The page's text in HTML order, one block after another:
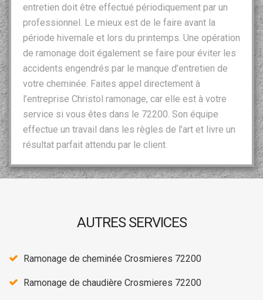
entretien doit être effectué périodiquement par un
professionnel. Le mieux est de le faire avant la
période hivernale et lors du printemps. Une opération
de ramonage doit également se faire pour éviter les
accidents engendrés par le manque d’entretien de
votre cheminée. Faites appel directement à
l’entreprise Christol ramonage, car elle est à votre
service si vous êtes dans le 72200. Son équipe
effectue un travail dans les règles de l’art et livre un
résultat parfait attendu par le client.
AUTRES SERVICES
Ramonage de cheminée Crosmieres 72200
Ramonage de chaudière Crosmieres 72200